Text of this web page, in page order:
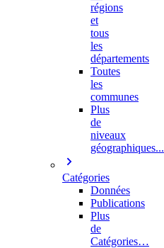
régions
et
tous
les
départements
Toutes
les
communes
Plus
de
niveaux
géographiques...
Catégories
Données
Publications
Plus
de
Catégories…